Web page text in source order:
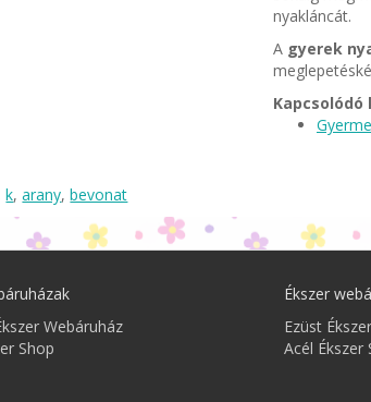
nyakláncát.
A gyerek
k,arany,bevonat
Webáruház
Shop
Ékszer
Ezüst
Acél Ékszer